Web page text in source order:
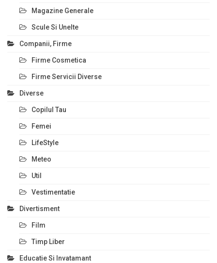
Magazine Generale
Scule Si Unelte
Companii, Firme
Firme Cosmetica
Firme Servicii Diverse
Diverse
Copilul Tau
Femei
LifeStyle
Meteo
Util
Vestimentatie
Divertisment
Film
Timp Liber
Educatie Si Invatamant